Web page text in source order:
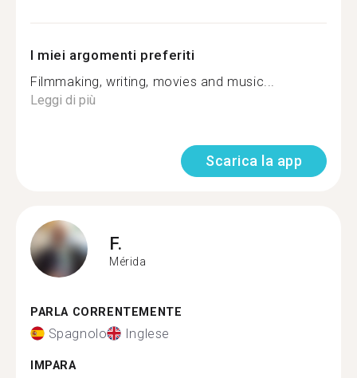
I miei argomenti preferiti
Filmmaking, writing, movies and music...
Leggi di più
Scarica la app
F.
Mérida
PARLA CORRENTEMENTE
Spagnolo Inglese
IMPARA